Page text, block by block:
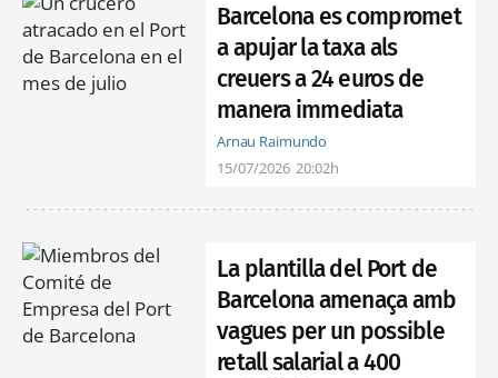
Barcelona es compromet
a apujar la taxa als
creuers a 24 euros de
manera immediata
Arnau Raimundo
15/07/2026 20:02h
La plantilla del Port de
Barcelona amenaça amb
vagues per un possible
retall salarial a 400